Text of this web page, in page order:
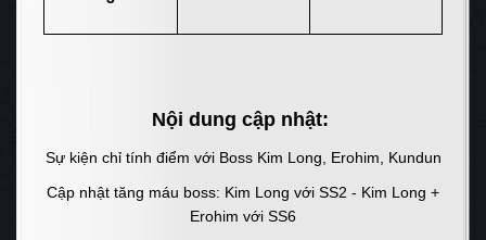
Nội dung cập nhật:
Sự kiện chỉ tính điểm với Boss Kim Long, Erohim, Kundun
Cập nhật tăng máu boss: Kim Long với SS2 - Kim Long +
Erohim với SS6